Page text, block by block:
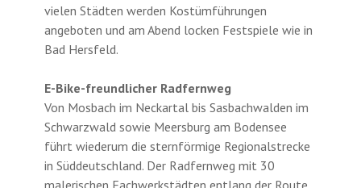
vielen Städten werden Kostümführungen
angeboten und am Abend locken Festspiele wie in
Bad Hersfeld.
E-Bike-freundlicher Radfernweg
Von Mosbach im Neckartal bis Sasbachwalden im
Schwarzwald sowie Meersburg am Bodensee
führt wiederum die sternförmige Regionalstrecke
in Süddeutschland. Der Radfernweg mit 30
malerischen Fachwerkstädten entlang der Route